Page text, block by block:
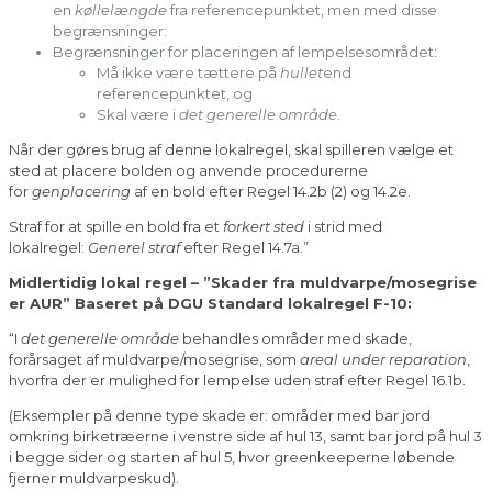
en køllelængdefra referencepunktet, men med disse
begrænsninger:
Begrænsninger for placeringen af lempelsesområdet:
Må ikke være tættere på hulletend
referencepunktet, og
Skal være idet generelle område
Når der gøres brug af denne lokalregel, skal spilleren vælge et
sted at placere bolden og anvende procedurerne
forgenplacering af en bold efter Regel 14.2b (2) og 14.2e.
Straf for at spille en bold fra et forkert sted i strid med
lokalregel: Generel strafefter Regel 14.7a.”
Midlertidig lokal regel – ”Skader fra muldvarpe/mosegrise
er AUR” Baseret på DGU Standard lokalregel F-10:
“I det generelle område behandles områder med skade,
forårsaget af muldvarpe/mosegrise, som areal under reparation
hvorfra der er mulighed for lempelse uden straf efter Regel 16.1b.
(Eksempler på denne type skade er: områder med bar jord
omkring birketræerne i venstre side af hul 13, samt bar jord på hul 3
i begge sider og starten af hul 5, hvor greenkeeperne løbende
fjerner muldvarpeskud).